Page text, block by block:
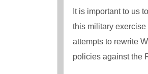
It is important to us
this military exercise
attempts to rewrite
policies against the